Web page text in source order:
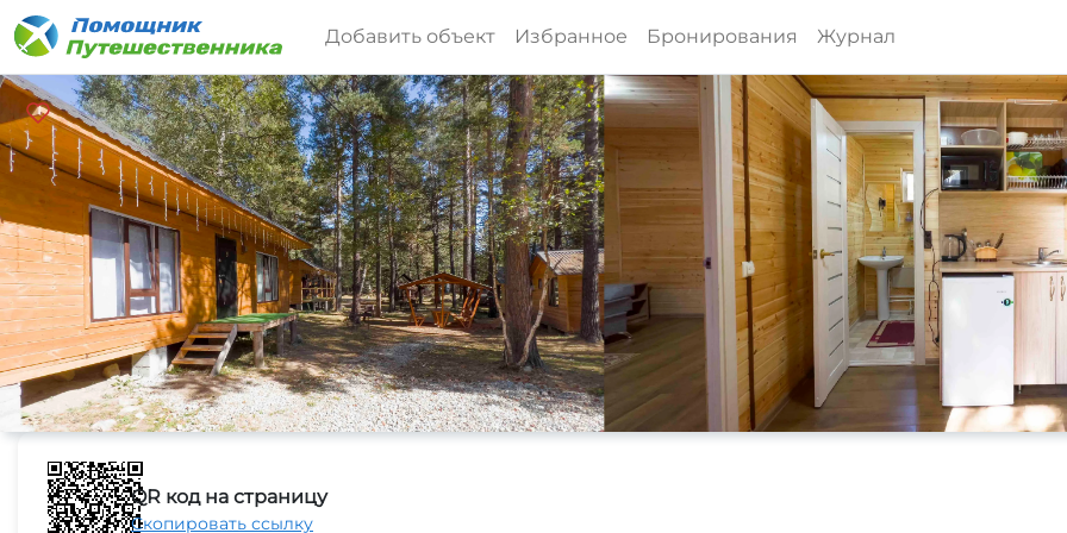
Добавить объект Избранное Бронирования Журнал
QR код на страницу
Скопировать ссылку